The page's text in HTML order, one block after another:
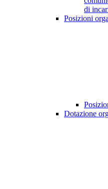
di
Posizioni
Dotazione